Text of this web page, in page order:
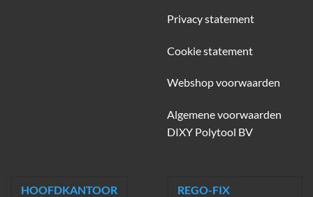
Privacy statement
Cookie statement
Webshop voorwaarden
Algemene voorwaarden
DIXY Polytool BV
HOOFDKANTOOR
REGO-FIX